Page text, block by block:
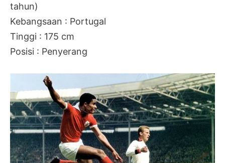
tahun)
Kebangsaan : Portugal
Tinggi : 175 cm
Posisi : Penyerang